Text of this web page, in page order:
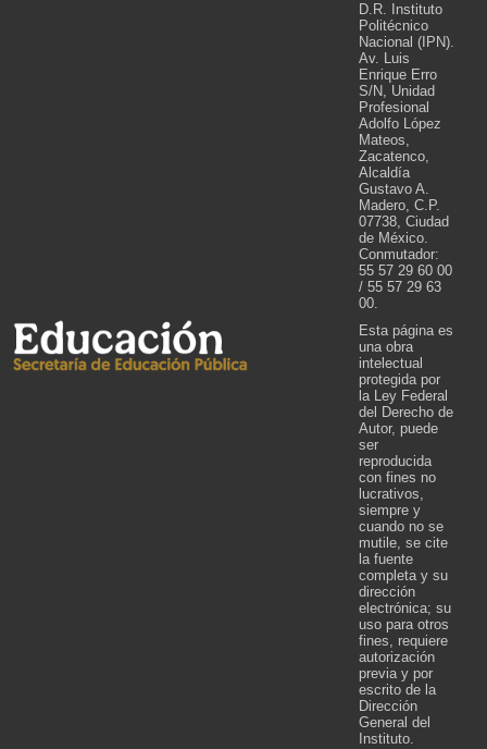
D.R. Instituto
Politécnico
Nacional (IPN).
Av. Luis
Enrique Erro
S/N, Unidad
Profesional
Adolfo López
Mateos,
Zacatenco,
Alcaldía
Gustavo A.
Madero, C.P.
07738, Ciudad
de México.
Conmutador:
55 57 29 60 00
/ 55 57 29 63
00.
Esta página es
una obra
intelectual
protegida por
la Ley Federal
del Derecho de
Autor, puede
ser
reproducida
con fines no
lucrativos,
siempre y
cuando no se
mutile, se cite
la fuente
completa y su
dirección
electrónica; su
uso para otros
fines, requiere
autorización
previa y por
escrito de la
Dirección
General del
Instituto.